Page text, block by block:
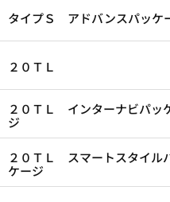
タイプＳ アドバンスパッケ
２０ＴＬ
２０ＴＬ インターナビパッ
ジ
２０ＴＬ スマートスタイル
ケージ